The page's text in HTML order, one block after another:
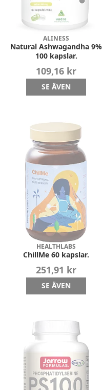
ALINESS
Natural Ashwagandha 9%
100 kapslar.
109,16 kr
SE ÄVEN
HEALTHLABS
ChillMe 60 kapslar.
251,91 kr
SE ÄVEN